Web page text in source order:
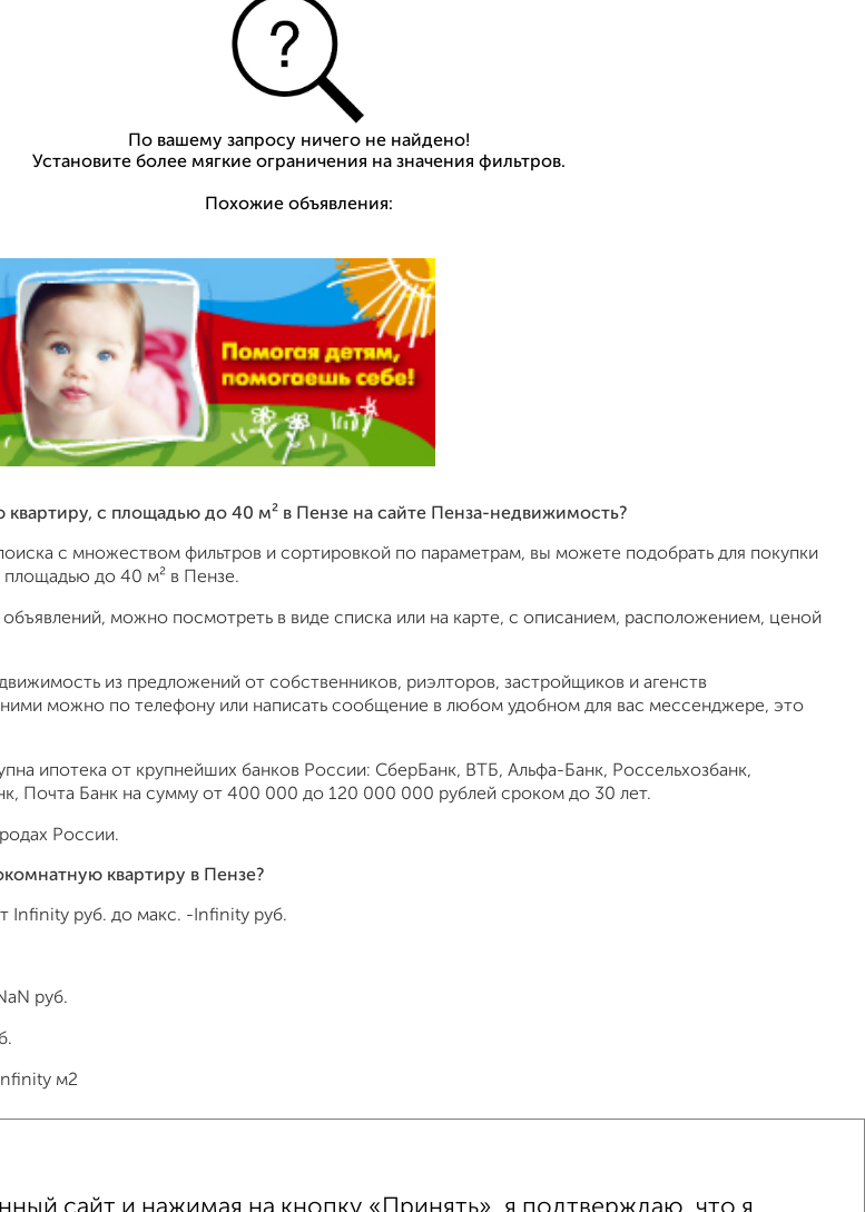
По вашему запросу ничего не найдено!
Установите более мягкие ограничения на значения фильтров.
Похожие объявления:
квартиру, c площадью до 40 м² в Пензе на сайте Пенза-недвижимость?
с множеством фильтров и сортировкой по параметрам, вы можете подобрать для покупки
до 40 м² в Пензе.
можно посмотреть в виде списка или на карте, с описанием, расположением, ценой
из предложений от собственников, риэлторов, застройщиков и агенств
ними можно по телефону или написать сообщение в любом удобном для вас мессенджере, это
ипотека от крупнейших банков России: СберБанк, ВТБ, Альфа-Банк, Россельхозбанк,
Почта Банк на сумму от 400 000 до 120 000 000 рублей сроком до 30 лет.
России.
квартиру в Пензе?
Infinity руб. до макс. -Infinity руб.
руб.
м2
Квартиры студии От застройщика Без посредников Вторичное жилье